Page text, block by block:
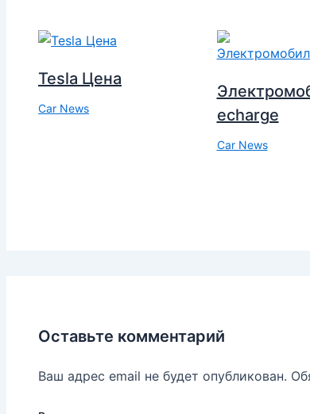
Tesla Цена
Car News
echarge
Car News
Оставьте комментарий
Ваш адрес email не будет опубликован.